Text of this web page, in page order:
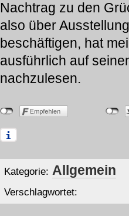
Nachtrag zu den
also über
beschäftigen, hat
ausführlich auf
nachzulesen.
Kategorie: Allgemein
Verschlagwortet: